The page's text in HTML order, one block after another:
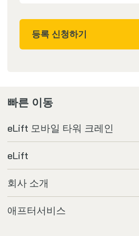
등록 신청하기
빠른 이동
eLift 모바일 타워 크레인
eLift
회사 소개
애프터서비스